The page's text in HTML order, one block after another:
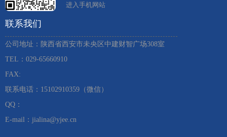
进入手机网站
联系我们
公司地址：陕西省西安市未央区中建财智广场308室
TEL：029-65660910 ​
FAX:
联系电话：15102910359（微信）
QQ：
E-mail：jialina@yjee.cn